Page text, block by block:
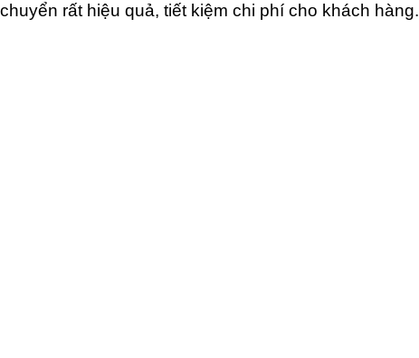
chuyển rất hiệu quả, tiết kiệm chi phí cho khách hàng.